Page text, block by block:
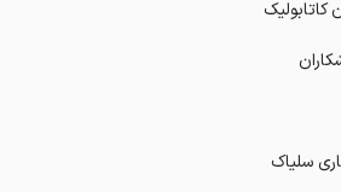
کاتابولیک
سلیاک